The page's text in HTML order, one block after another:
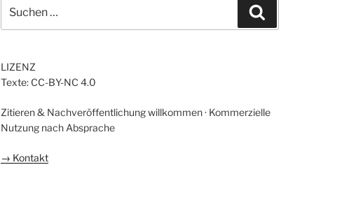
nach:
LIZENZ
Texte: CC-BY-NC 4.0
Zitieren & Nachveröffentlichung willkommen · Kommerzielle
Nutzung nach Absprache
→ Kontakt